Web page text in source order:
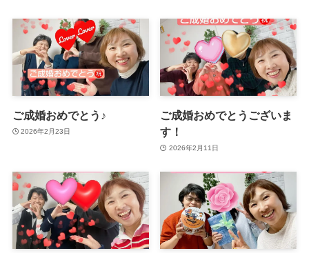
ご成婚おめでとう♪
2026年2月23日
ご成婚おめでとうございま
す！
2026年2月11日